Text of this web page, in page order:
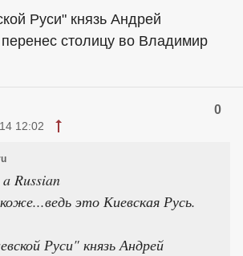
Руси" князь Андрей
столицу во Владимир
0
12:02
Russian
это Киевская Русь.
Руси" князь Андрей